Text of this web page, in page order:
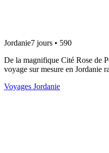
Jordanie7 jours • 590
De la magnifique Cité Rose de
voyage sur mesure en Jordanie
Voyages Jordanie